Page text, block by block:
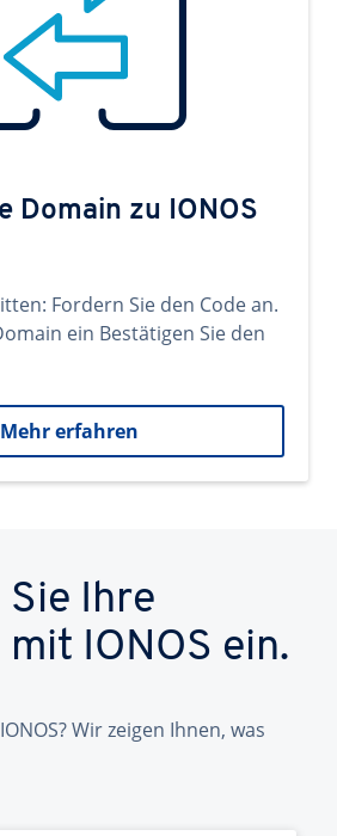
Domain zu IONOS
Fordern Sie den Code an.
ein Bestätigen Sie den
Mehr erfahren
Ihre
IONOS ein.
Wir zeigen Ihnen, was